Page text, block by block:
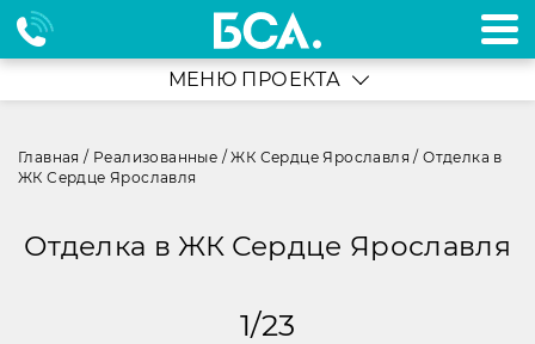
МЕНЮ ПРОЕКТА
Главная / Реализованные /ЖК Сердце Ярославля /Отделка в
ЖК Сердце Ярославля
Отделка в ЖК Сердце Ярославля
1/23